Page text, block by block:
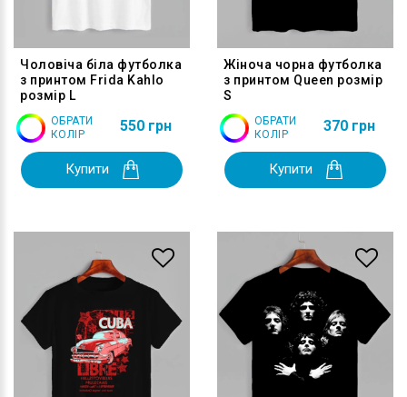
Чоловіча біла футболка
з принтом Frida Kahlo
розмір L
ОБРАТИ
КОЛІР
550 грн
Купити
Жіноча чорна футболка
з принтом Queen розмір
S
ОБРАТИ
КОЛІР
370 грн
Купити